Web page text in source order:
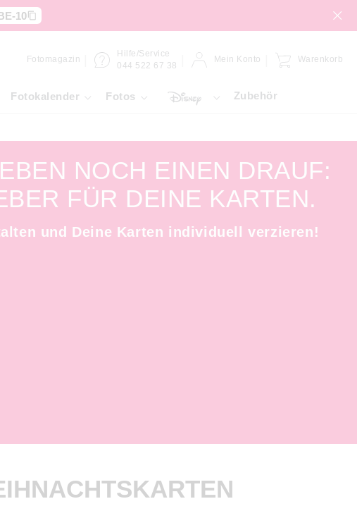
10
Fotomagazin
Hilfe/Service
044 522 67 38
Mein Konto Warenkorb
Fotokalender Fotos Zubehör
NOCH EINEN DRAUF:
FÜR DEINE KARTEN.
und Deine Karten individuell verzieren!